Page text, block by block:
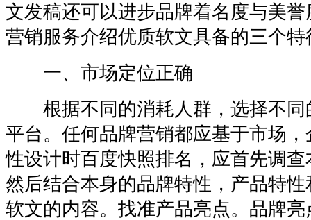
文发稿还可以进步品牌着名度与美
营销服务介绍优质软文具备的三个特
一、市场定位正确
根据不同的消耗人群，选择不同
平台。任何品牌营销都应基于市场
性设计时百度快照排名，应首先调
然后结合本身的品牌特性，产品特
软文的内容。找准产品亮点。品牌